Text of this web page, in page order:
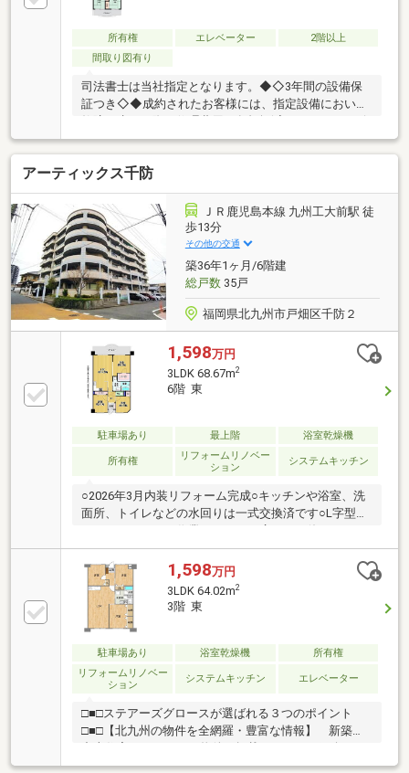
所有権 エレベーター
2階以上
間取り図有り
司法書士は当社指定となります。◆◇3年間の設備保
証つき◇◆成約されたお客様には、指定設備において
スをご用意しております。※仲介会社を介さず、弊社
から直接ご購入された場合に適用※保証内容の制限・
保証限度額の設定あり◇◆設備トラブルの問い合わせ
を24時間受付対応！◆◇成約されたお客様には、突発
的な設備トラブルに対応する「駆けつけ」サービスを
提供しております。24時間365日コールセンター対
応！30分以内の一次応急処置を無料にて行います。※
対象期間：物件引き渡し日から1年後の月末まで※対象
者・対象設備・その他諸条件あり
アーティックス千防
ＪＲ鹿児島本線 九州工大前駅 徒
歩13分
その他の交通
築36年1ヶ月/6階建
総戸数35戸
福岡県北九州市戸畑区千防２
1,598万円
3LDK 68.67m2
6階 東
駐車場あり 最上階 浴室乾燥機
所有権
リフォームリノベー
ション
システムキッチン
○2026年3月内装リフォーム完成○キッチンや浴室、洗
面所、トイレなどの水回りは一式交換済です○L字型シ
ていいですね○ファミリーだけでなく、二人暮らしに
も使いやすい３LDKです☆玄関横にある洋室は、在宅
ワーク専用スペースやネイル、アイサロンなど自宅サ
ロンとしても利用できますね○小学校は徒歩６分と毎
日の通学に便利ですね○食材の調達に便利なスーパー
やコンビニ、日用品のまとめ買い便利なドラッグスト
アが徒歩５分圏内の場所にあります
1,598万円
3LDK 64.02m2
3階 東
駐車場あり 浴室乾燥機
所有権
リフォームリノベー
ション
システムキッチン エレベーター
□■□ステアーズグロースが選ばれる３つのポイント
□■□【北九州の物件を全網羅・豊富な情報】 新築・
きます！！ 北九州のお住まいことは私達にお任せく